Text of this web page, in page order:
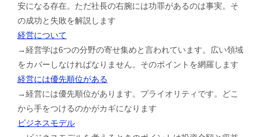
安になる存在。ただ社長の右腕には功罪があるのは事実。そ
の成功と失敗を解説します
経営について
→経営学は6つの分野の寄せ集めと言われています。広い領域
をカバーしなければなりません。そのポイントを網羅します
経営には優先順位がある
→経営には優先順位があります。プライオリティです。どこ
から手をつけるのかがカギになります
ビジネスモデル